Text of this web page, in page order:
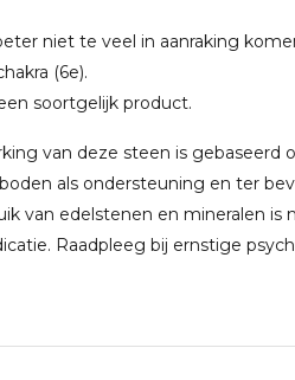
niet te veel in aanraking
(6e).
soortgelijk product.
van deze steen is gebaseerd
als ondersteuning en ter
van edelstenen en mineralen is
Raadpleeg bij ernstige